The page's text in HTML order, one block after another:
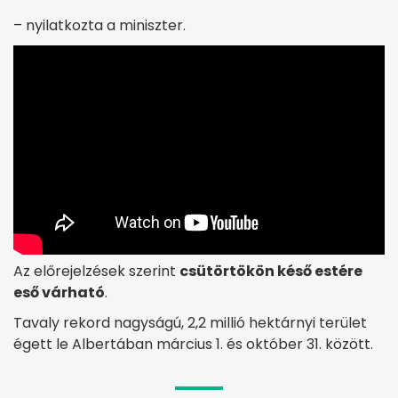
– nyilatkozta a miniszter.
Az előrejelzések szerint csütörtökön késő estére
eső várható.
Tavaly rekord nagyságú, 2,2 millió hektárnyi terület
égett le Albertában március 1. és október 31. között.